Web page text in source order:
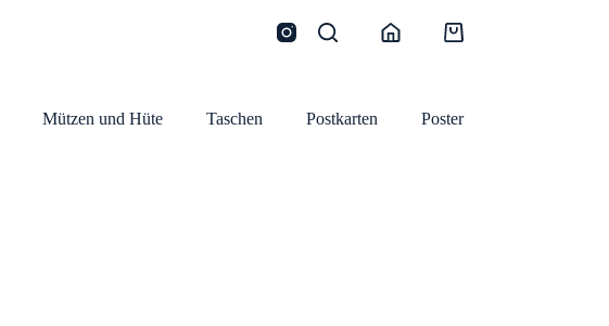
Warenkorb
Mützen und Hüte Taschen Postkarten Poster